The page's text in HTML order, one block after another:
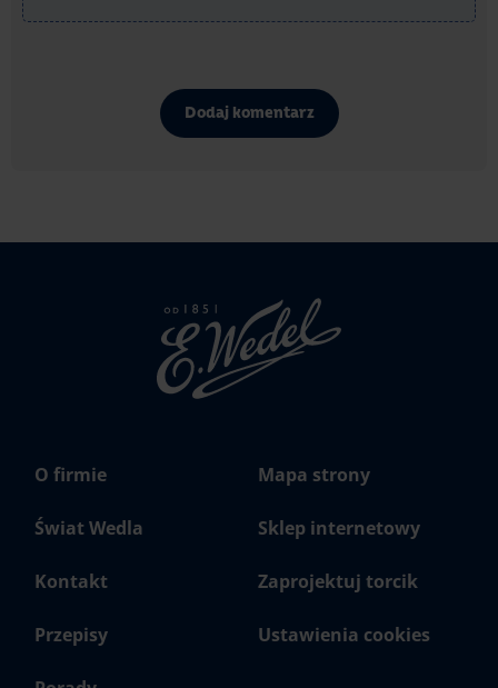
Dodaj komentarz
Strona
głowna
Wedel.pl
O firmie
Świat Wedla
Kontakt
Przepisy
Mapa strony
Sklep internetowy
Zaprojektuj torcik
Ustawienia cookies